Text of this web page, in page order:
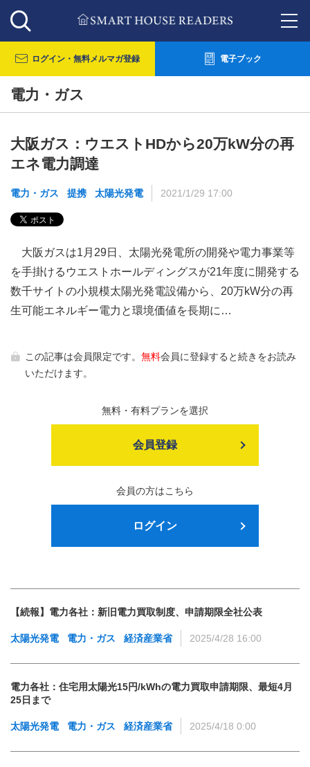
ログイン・ 無料メルマガ登録 電子ブック
電力・ガス
大阪ガス：ウエストHDから20万kW分の再
エネ電力調達
電力・ガス 提携 太陽光発電 2021/1/29 17:00
大阪ガスは1月29日、太陽光発電所の開発や電力事業等
を手掛けるウエストホールディングスが21年度に開発する
数千サイトの小規模太陽光発電設備から、20万kW分の再
生可能エネルギー電力と環境価値を長期に…
この記事は会員限定です。 無料会員に登録すると続きをお読み
いただけます。
無料・有料プランを選択
会員登録
会員の方はこちら
ログイン
【続報】電力各社：新旧電力買取制度、申請期限全社公表
太陽光発電 電力・ガス 経済産業省 2025/4/28 16:00
電力各社：住宅用太陽光15円/kWhの電力買取申請期限、最短4月
25日まで
太陽光発電 電力・ガス 経済産業省 2025/4/18 0:00